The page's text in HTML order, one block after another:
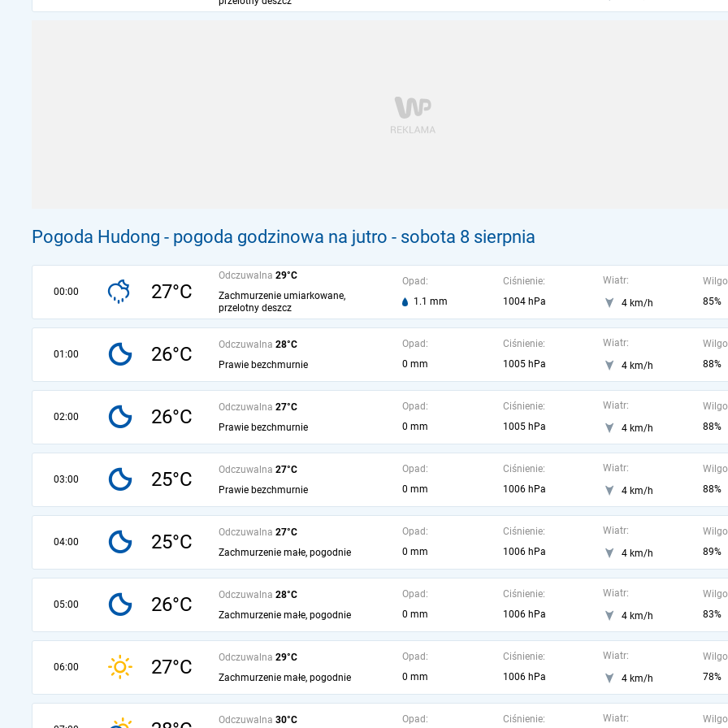
Pogoda Hudong - pogoda godzinowa na jutro - sobota 8 sierpnia
00:00 27°C
Odczuwalna 29°C
Zachmurzenie umiarkowane,
przelotny deszcz
Opad:
1.1 mm
Ciśnienie:
1004 hPa
Wiatr:
4 km/h
85%
01:00 26°C Odczuwalna 28°C
Prawie bezchmurnie
Opad:
0 mm
Ciśnienie:
1005 hPa
Wiatr:
4 km/h
88%
02:00 26°C Odczuwalna 27°C
Prawie bezchmurnie
Opad:
0 mm
Ciśnienie:
1005 hPa
Wiatr:
4 km/h
88%
03:00 25°C Odczuwalna 27°C
Prawie bezchmurnie
Opad:
0 mm
Ciśnienie:
1006 hPa
Wiatr:
4 km/h
88%
04:00 25°C Odczuwalna 27°C
Zachmurzenie małe, pogodnie
Opad:
0 mm
Ciśnienie:
1006 hPa
Wiatr:
4 km/h
89%
05:00 26°C Odczuwalna 28°C
Zachmurzenie małe, pogodnie
Opad:
0 mm
Ciśnienie:
1006 hPa
Wiatr:
4 km/h
83%
06:00 27°C Odczuwalna 29°C
Zachmurzenie małe, pogodnie
Opad:
0 mm
Ciśnienie:
1006 hPa
Wiatr:
4 km/h
78%
Odczuwalna 30°C Opad: Ciśnienie: Wiatr: